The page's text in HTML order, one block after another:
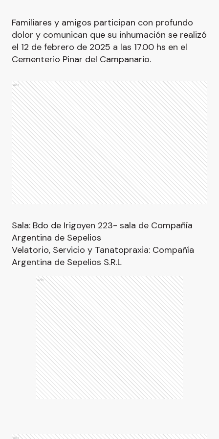
Familiares y amigos participan con profundo
dolor y comunican que su inhumación se realizó
el 12 de febrero de 2025 a las 17.00 hs en el
Cementerio Pinar del Campanario.
Ads
Sala: Bdo de Irigoyen 223- sala de Compañía
Argentina de Sepelios
Velatorio, Servicio y Tanatopraxia: Compañía
Argentina de Sepelios S.R.L
Ads
Ads